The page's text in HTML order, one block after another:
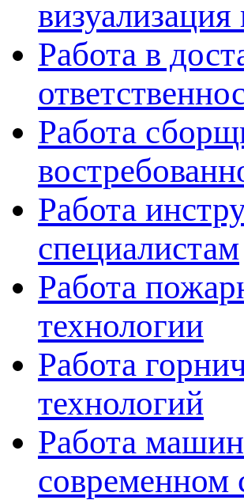
Работа в
Работа
Работа
специалистам
Работа
технологии
Работа
технологий
Работа
современном